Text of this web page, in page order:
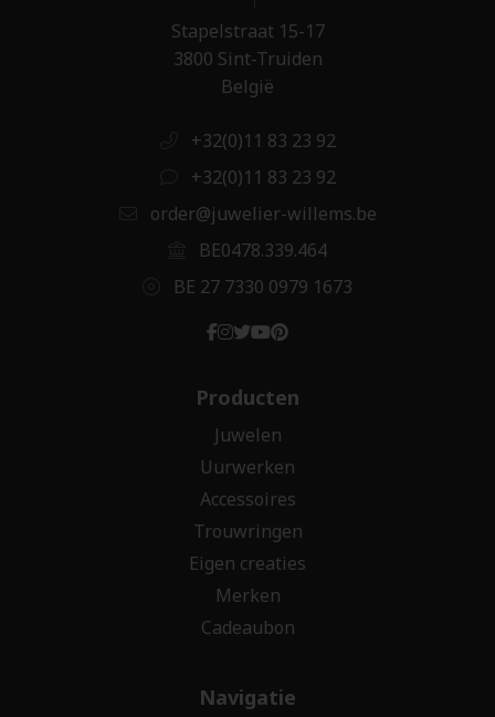
Stapelstraat 15-17
3800 Sint-Truiden
België
+32(0)11 83 23 92
+32(0)11 83 23 92
order@juwelier-willems.be
BE0478.339.464
BE 27 7330 0979 1673
Producten
Juwelen
Uurwerken
Accessoires
Trouwringen
Eigen creaties
Merken
Cadeaubon
Navigatie